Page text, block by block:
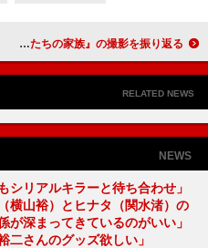
妻夫木聡「短期集中じゃなきゃ死んでいた」 映画『ぼくたちの家族』の撮影を振り返る
RELATED NEWS
NEWS
シリアルキラーと待ち合わせ」
（横山裕）とヒナタ（関水渚）の
が深まってきているのがいい」
二さんのグッズ欲しい」